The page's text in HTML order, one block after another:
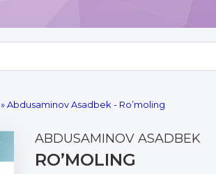
» Abdusaminov Asadbek - Ro’moling
ABDUSAMINOV ASADBEK
RO’MOLING